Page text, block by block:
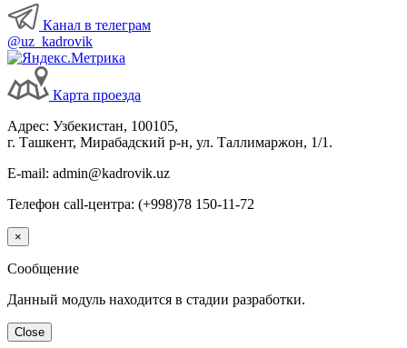
Канал в телеграм
@uz_kadrovik
Карта проезда
Адрес: Узбекистан, 100105,
г. Ташкент, Мирабадский р-н, ул. Таллимаржон, 1/1.
E-mail: admin@kadrovik.uz
Телефон call-центра: (+998)78 150-11-72
×
Сообщение
Данный модуль находится в стадии разработки.
Close